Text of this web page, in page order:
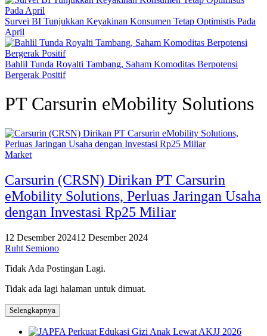
Survei BI Tunjukkan Keyakinan Konsumen Tetap Optimistis Pada
April
Bahlil Tunda Royalti Tambang, Saham Komoditas Berpotensi
Bergerak Positif
PT Carsurin eMobility Solutions
Market
Carsurin (CRSN) Dirikan PT Carsurin
eMobility Solutions, Perluas Jaringan Usaha
dengan Investasi Rp25 Miliar
12 Desember 202412 Desember 2024
Ruht Semiono
Tidak Ada Postingan Lagi.
Tidak ada lagi halaman untuk dimuat.
Selengkapnya